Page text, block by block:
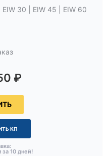
EIW 30 | EIW 45 | EIW 60
₽
КП
10 дней!